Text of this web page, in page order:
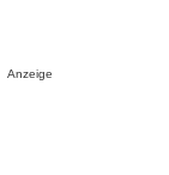
Anzeige